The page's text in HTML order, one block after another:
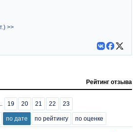
>>
Рейтинг отзыва
19 20 21 22 23
по дате по рейтингу по оценке